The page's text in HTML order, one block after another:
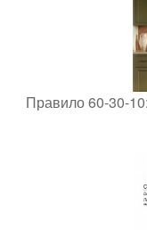
Правило 60-30-